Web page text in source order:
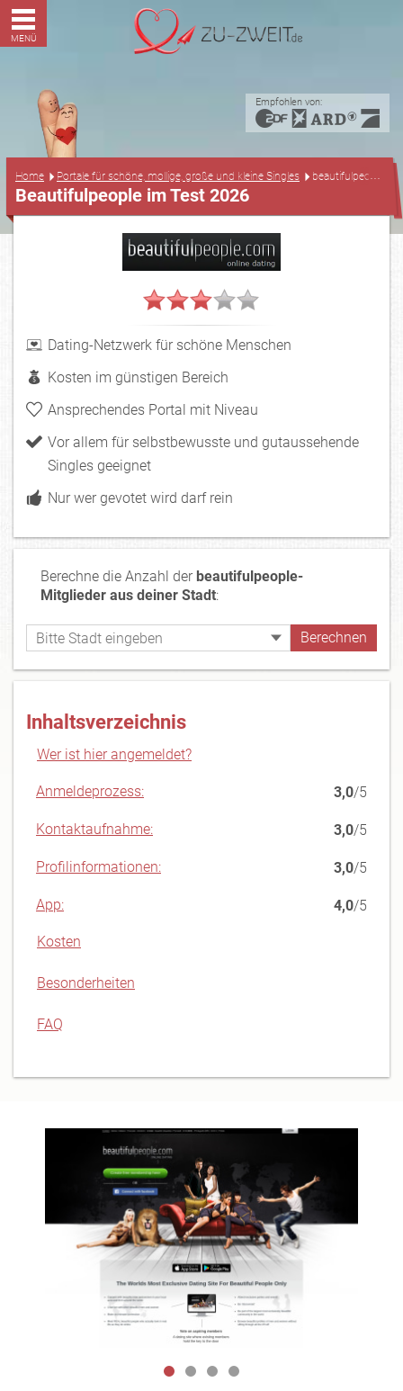
MENÜ
Empfohlen von:
Home Portale für schöne, mollige, große und kleine Singles beautifulpeople
...
Beautifulpeople im Test 2026
Dating-Netzwerk für schöne Menschen
Kosten im günstigen Bereich
Ansprechendes Portal mit Niveau
Vor allem für selbstbewusste und gutaussehende
Singles geeignet
Nur wer gevotet wird darf rein
Berechne die Anzahl der beautifulpeople-
Mitglieder aus deiner Stadt:
Inhaltsverzeichnis
Wer ist hier angemeldet?
Anmeldeprozess: 3,0/5
Kontaktaufnahme: 3,0/5
Profilinformationen: 3,0/5
App: 4,0/5
Kosten
Besonderheiten
FAQ